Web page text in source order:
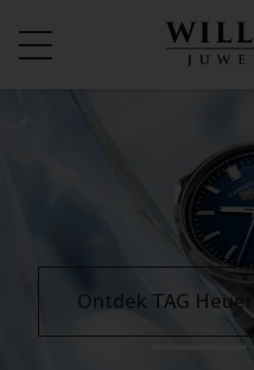
Ontdek TAG Heuer